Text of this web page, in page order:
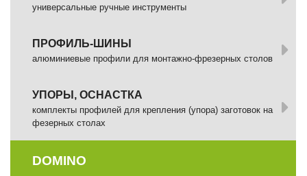
универсальные ручные инструменты
ПРОФИЛЬ-ШИНЫ
алюминиевые профили для монтажно-фрезерных столов
УПОРЫ, ОСНАСТКА
комплекты профилей для крепления (упора) заготовок на
фезерных столах
DOMINO